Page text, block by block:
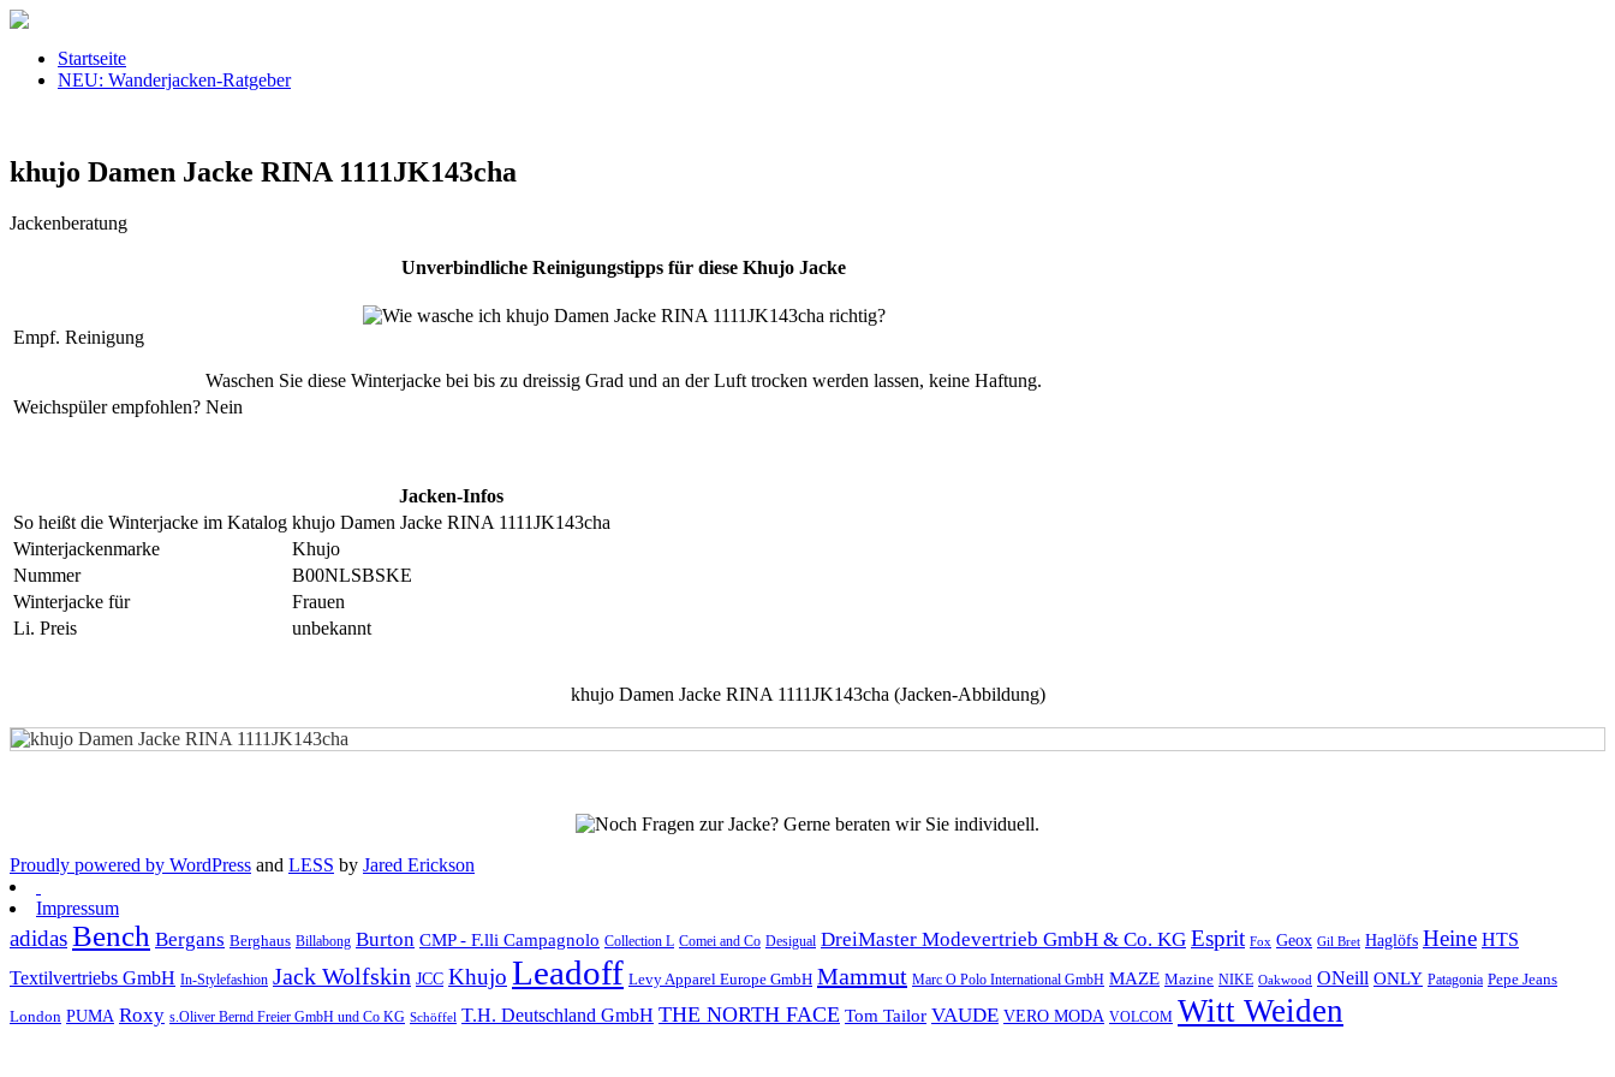
Startseite
NEU: Wanderjacken-Ratgeber
khujo Damen Jacke RINA 1111JK143cha
Jackenberatung
Unverbindliche Reinigungstipps für diese Khujo Jacke
Empf. Reinigung
Waschen Sie diese Winterjacke bei bis zu dreissig Grad und an der Luft trocken werden lassen, keine Haftung.
Weichspüler empfohlen? Nein
Jacken-Infos
So heißt die Winterjacke im Katalog khujo Damen Jacke RINA 1111JK143cha
Winterjackenmarke
Khujo
Nummer
B00NLSBSKE
Winterjacke für
Frauen
Li. Preis
unbekannt
khujo Damen Jacke RINA 1111JK143cha (Jacken-Abbildung)
Proudly powered by WordPress and LESS by Jared Erickson
Impressum
adidasBench Bergans Berghaus Billabong Burton CMP - F.lli Campagnolo Collection L Comei and Co Desigual DreiMaster Modevertrieb GmbH & Co. KG Esprit Fox Geox Gil Bret Haglöfs Heine HTS
Textilvertriebs GmbH In-Stylefashion Jack Wolfskin JCC Khujo Leadoff Levy Apparel Europe GmbH Mammut Marc O Polo International GmbH MAZE Mazine NIKE Oakwood ONeill ONLY Patagonia Pepe Jeans
London PUMA Roxy s.Oliver Bernd Freier GmbH und Co KG Schöffel T.H. Deutschland GmbH THE NORTH FACE Tom Tailor VAUDE VERO MODA VOLCOM Witt Weiden